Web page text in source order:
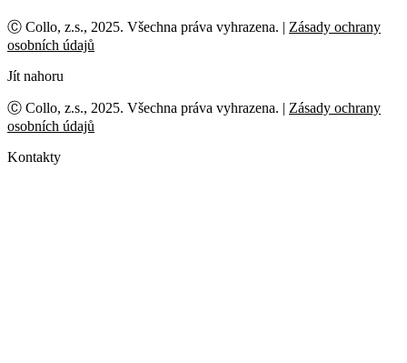
Ⓒ Collo, z.s., 2025. Všechna práva vyhrazena. | Zásady ochrany
osobních údajů
Jít nahoru
Ⓒ Collo, z.s., 2025. Všechna práva vyhrazena. | Zásady ochrany
osobních údajů
Kontakty